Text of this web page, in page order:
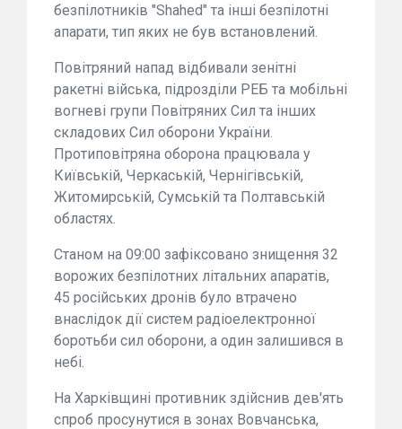
безпілотників "Shahed" та інші безпілотні
апарати, тип яких не був встановлений.
Повітряний напад відбивали зенітні
ракетні війська, підрозділи РЕБ та мобільні
вогневі групи Повітряних Сил та інших
складових Сил оборони України.
Протиповітряна оборона працювала у
Київській, Черкаській, Чернігівській,
Житомирській, Сумській та Полтавській
областях.
Станом на 09:00 зафіксовано знищення 32
ворожих безпілотних літальних апаратів,
45 російських дронів було втрачено
внаслідок дії систем радіоелектронної
боротьби сил оборони, а один залишився в
небі.
На Харківщині противник здійснив дев'ять
спроб просунутися в зонах Вовчанська,